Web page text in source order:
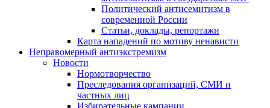
Политический антисемитизм в
современной России
Статьи, доклады, репортажи
Карта нападений по мотиву ненависти
Неправомерный антиэкстремизм
Новости
Нормотворчество
Преследования организаций, СМИ и
частных лиц